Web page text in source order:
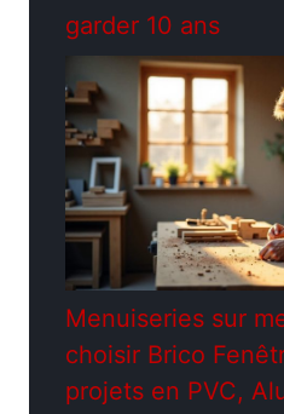
garder 10 ans
Menuiseries sur
choisir Brico
projets en PVC,